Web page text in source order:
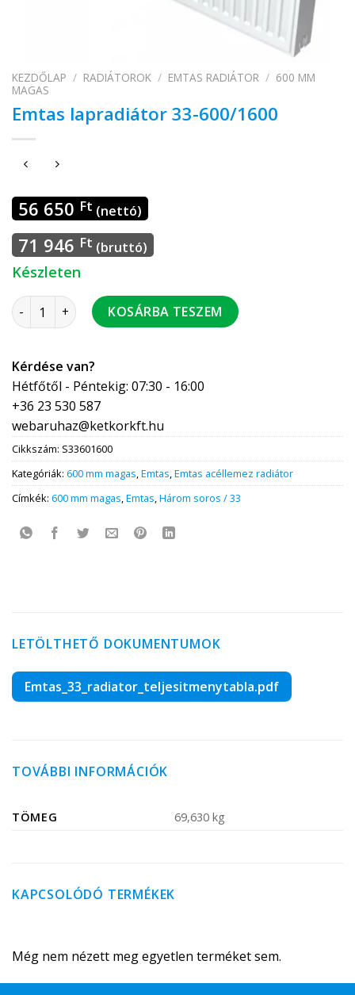
KEZDŐLAP / RADIÁTOROK / EMTAS RADIÁTOR / 600 MM
MAGAS
Emtas lapradiátor 33-600/1600
56 650 Ft (nettó)
71 946 Ft (bruttó)
Készleten
Emtas lapradiátor 33-600/1600 mennyiség
KOSÁRBA TESZEM
Kérdése van?
Hétfőtől - Péntekig: 07:30 - 16:00
+36 23 530 587
webaruhaz@ketkorkft.hu
Cikkszám: S33601600
Kategóriák: 600 mm magas,Emtas,Emtas acéllemez radiátor
Címkék: 600 mm magas,Emtas,Három soros / 33
LETÖLTHETŐ DOKUMENTUMOK
Emtas_33_radiator_teljesitmenytabla.pdf
TOVÁBBI INFORMÁCIÓK
TÖMEG 69,630 kg
KAPCSOLÓDÓ TERMÉKEK
Még nem nézett meg egyetlen terméket sem.